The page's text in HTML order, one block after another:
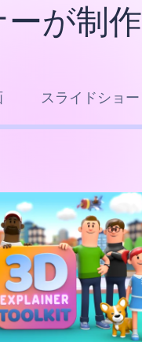
が制作
スライドショー